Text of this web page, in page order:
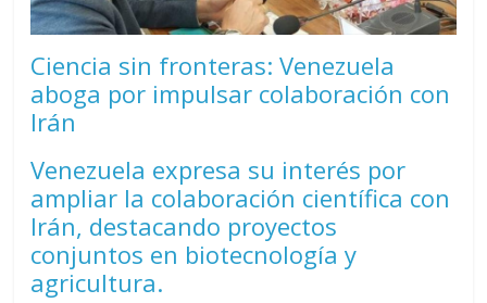
Ciencia sin fronteras: Venezuela
aboga por impulsar colaboración con
Irán
Venezuela expresa su interés por
ampliar la colaboración científica con
Irán, destacando proyectos
conjuntos en biotecnología y
agricultura.